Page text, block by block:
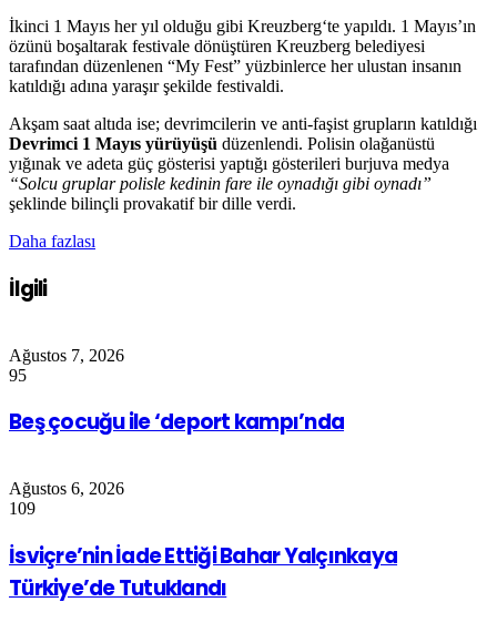
İkinci 1 Mayıs her yıl olduğu gibi Kreuzberg‘te yapıldı. 1 Mayıs’ın
özünü boşaltarak festivale dönüştüren Kreuzberg belediyesi
tarafından düzenlenen “My Fest” yüzbinlerce her ulustan insanın
katıldığı adına yaraşır şekilde festivaldi.
Akşam saat altıda ise; devrimcilerin ve anti-faşist grupların katıldığı
Devrimci 1 Mayıs yürüyüşü düzenlendi. Polisin olağanüstü
yığınak ve adeta güç gösterisi yaptığı gösterileri burjuva medya
“Solcu gruplar polisle kedinin fare ile oynadığı gibi oynadı”
şeklinde bilinçli provakatif bir dille verdi.
Daha fazlası
İlgili
Ağustos 7, 2026
95
Beş çocuğu ile ‘deport kampı’nda
Ağustos 6, 2026
109
İsviçre’nin İade Ettiği Bahar Yalçınkaya
Türkiye’de Tutuklandı